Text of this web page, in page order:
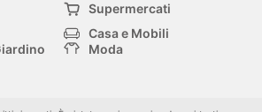
Supermercati
Casa e Mobili
Moda